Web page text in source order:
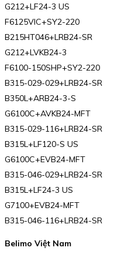
G212+LF24-3 US
F6125VIC+SY2-220
B215HT046+LRB24-SR
G212+LVKB24-3
F6100-150SHP+SY2-220
B315-029-029+LRB24-SR
B350L+ARB24-3-S
G6100C+AVKB24-MFT
B315-029-116+LRB24-SR
B315L+LF120-S US
G6100C+EVB24-MFT
B315-046-029+LRB24-SR
B315L+LF24-3 US
G7100+EVB24-MFT
B315-046-116+LRB24-SR
Belimo Việt Nam